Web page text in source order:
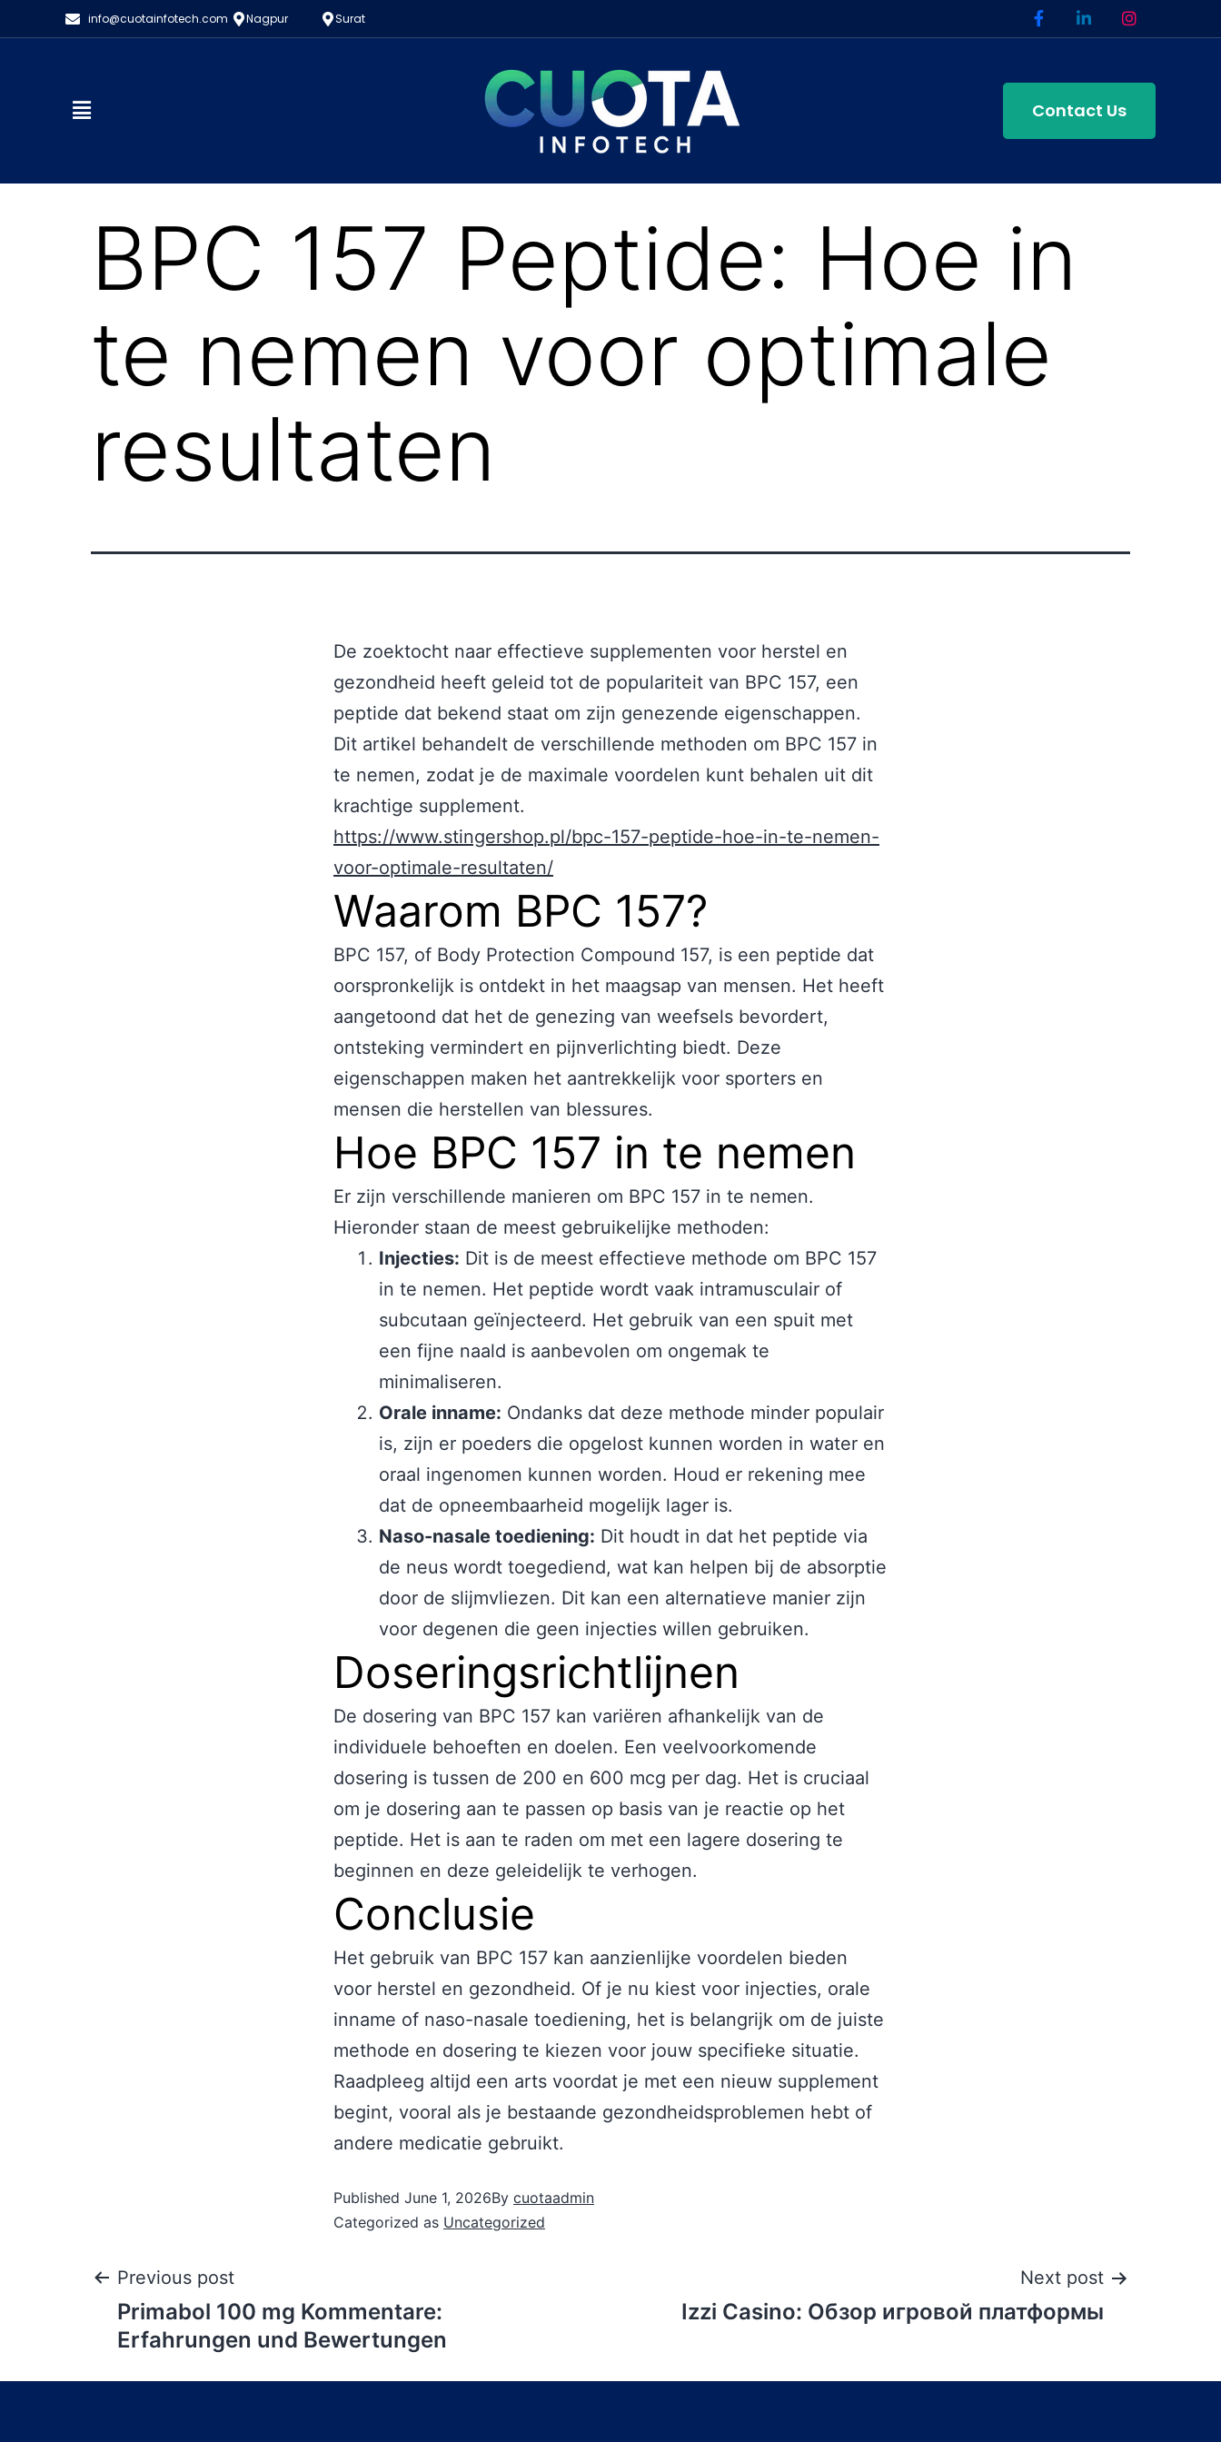
info@cuotainfotech.com Nagpur Surat
Contact Us
BPC 157 Peptide: Hoe in
te nemen voor optimale
resultaten
De zoektocht naar effectieve supplementen voor herstel en
gezondheid heeft geleid tot de populariteit van BPC 157, een
peptide dat bekend staat om zijn genezende eigenschappen.
Dit artikel behandelt de verschillende methoden om BPC 157 in
te nemen, zodat je de maximale voordelen kunt behalen uit dit
krachtige supplement.
https://www.stingershop.pl/bpc-157-peptide-hoe-in-te-nemen-
voor-optimale-resultaten/
Waarom BPC 157?
BPC 157, of Body Protection Compound 157, is een peptide dat
oorspronkelijk is ontdekt in het maagsap van mensen. Het heeft
aangetoond dat het de genezing van weefsels bevordert,
ontsteking vermindert en pijnverlichting biedt. Deze
eigenschappen maken het aantrekkelijk voor sporters en
mensen die herstellen van blessures.
Hoe BPC 157 in te nemen
Er zijn verschillende manieren om BPC 157 in te nemen.
Hieronder staan de meest gebruikelijke methoden:
Injecties: Dit is de meest effectieve methode om BPC 157
in te nemen. Het peptide wordt vaak intramusculair of
subcutaan geïnjecteerd. Het gebruik van een spuit met
een fijne naald is aanbevolen om ongemak te
minimaliseren.
Orale inname: Ondanks dat deze methode minder populair
is, zijn er poeders die opgelost kunnen worden in water en
oraal ingenomen kunnen worden. Houd er rekening mee
dat de opneembaarheid mogelijk lager is.
Naso-nasale toediening: Dit houdt in dat het peptide via
de neus wordt toegediend, wat kan helpen bij de absorptie
door de slijmvliezen. Dit kan een alternatieve manier zijn
voor degenen die geen injecties willen gebruiken.
Doseringsrichtlijnen
De dosering van BPC 157 kan variëren afhankelijk van de
individuele behoeften en doelen. Een veelvoorkomende
dosering is tussen de 200 en 600 mcg per dag. Het is cruciaal
om je dosering aan te passen op basis van je reactie op het
peptide. Het is aan te raden om met een lagere dosering te
beginnen en deze geleidelijk te verhogen.
Conclusie
Het gebruik van BPC 157 kan aanzienlijke voordelen bieden
voor herstel en gezondheid. Of je nu kiest voor injecties, orale
inname of naso-nasale toediening, het is belangrijk om de juiste
methode en dosering te kiezen voor jouw specifieke situatie.
Raadpleeg altijd een arts voordat je met een nieuw supplement
begint, vooral als je bestaande gezondheidsproblemen hebt of
andere medicatie gebruikt.
Published June 1, 2026By cuotaadmin
Categorized as Uncategorized
Previous post
Primabol 100 mg Kommentare:
Erfahrungen und Bewertungen
Next post
Izzi Casino: Обзор игровой платформы